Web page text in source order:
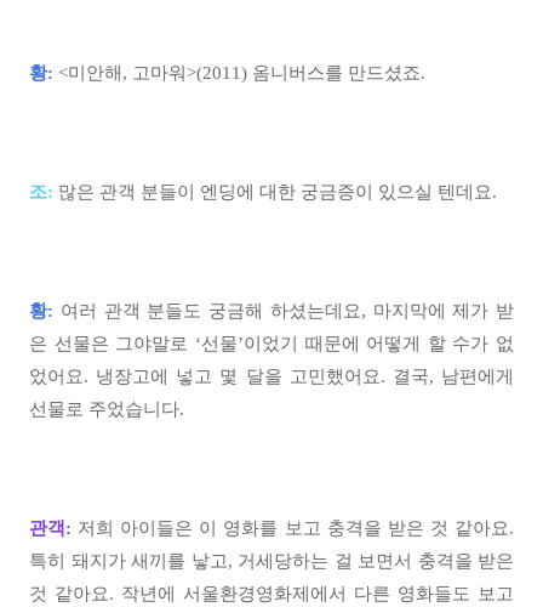
황: <미안해, 고마워>(2011) 옴니버스를 만드셨죠.
조: 많은 관객 분들이 엔딩에 대한 궁금증이 있으실 텐데요.
황: 여러 관객 분들도 궁금해 하셨는데요, 마지막에 제가 받
은 선물은 그야말로 ‘선물’이었기 때문에 어떻게 할 수가 없
었어요. 냉장고에 넣고 몇 달을 고민했어요. 결국, 남편에게
선물로 주었습니다.
관객: 저희 아이들은 이 영화를 보고 충격을 받은 것 같아요.
특히 돼지가 새끼를 낳고, 거세당하는 걸 보면서 충격을 받은
것 같아요. 작년에 서울환경영화제에서 다른 영화들도 보고